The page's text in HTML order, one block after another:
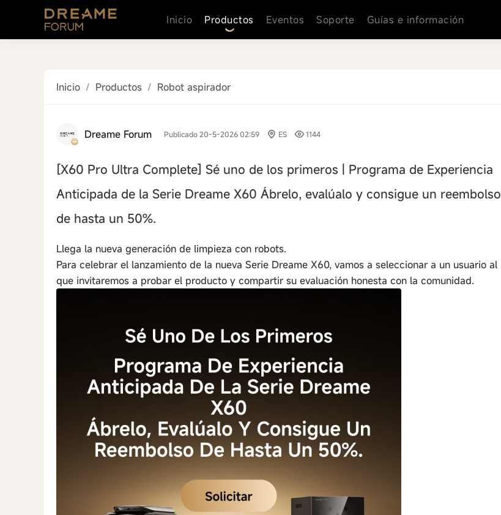
Inicio Productos Eventos Soporte Guías e información
Inicio / Productos / Robot aspirador
Dreame Forum Publicado 20-5-2026 02:59 ES 1144
[X60 Pro Ultra Complete] Sé uno de los primeros | Programa de Experiencia
Anticipada de la Serie Dreame X60 Ábrelo, evalúalo y consigue un reembolso
de hasta un 50%.
Llega la nueva generación de limpieza con robots.
Para celebrar el lanzamiento de la nueva Serie Dreame X60, vamos a seleccionar a un usuario al
que invitaremos a probar el producto y compartir su evaluación honesta con la comunidad.